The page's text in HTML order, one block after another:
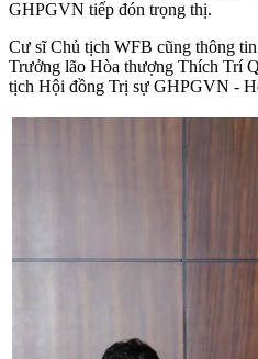
GHPGVN tiếp đón trọng thị.
Cư sĩ Chủ tịch WFB cũng thông
Trưởng lão Hòa thượng Thích Trí
tịch Hội đồng Trị sự GHPGVN -